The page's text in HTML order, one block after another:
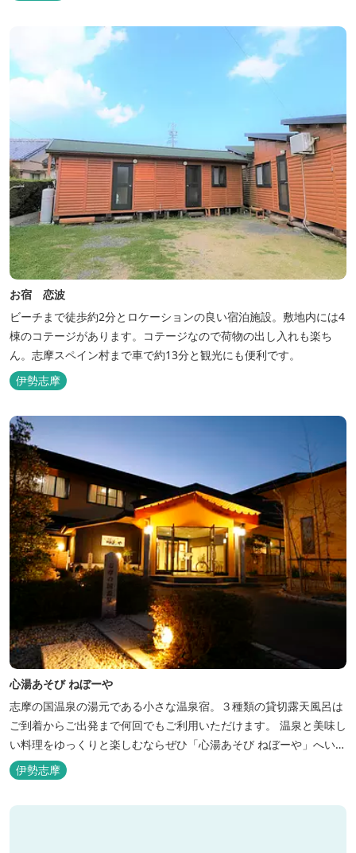
お宿 恋波
ビーチまで徒歩約2分とロケーションの良い宿泊施設。敷地内には4
棟のコテージがあります。コテージなので荷物の出し入れも楽ち
ん。志摩スペイン村まで車で約13分と観光にも便利です。
伊勢志摩
心湯あそび ねぼーや
志摩の国温泉の湯元である小さな温泉宿。３種類の貸切露天風呂は
ご到着からご出発まで何回でもご利用いただけます。 温泉と美味し
い料理をゆっくりと楽しむならぜひ「心湯あそび ねぼーや」へいら
っしゃいませんか？
伊勢志摩